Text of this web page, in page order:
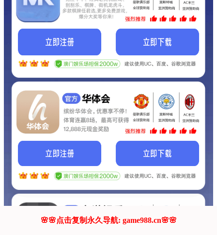
我们即将上线啦...
我们的网站正在建设.
它将是非常棒的网站.
联系我们!